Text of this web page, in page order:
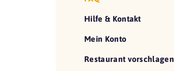
Hilfe & Kontakt
Mein Konto
Restaurant vorschlagen